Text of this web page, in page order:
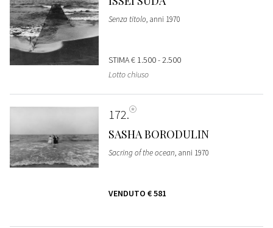
Senza titolo, anni 1970
STIMA€ 1.500 - 2.500
Lotto chiuso
172
SASHA BORODULIN
Sacring of the ocean, anni 1970
VENDUTO € 581